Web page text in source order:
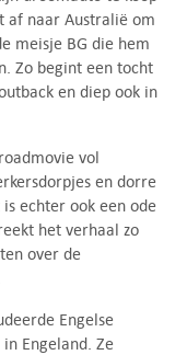
af naar Australië om
meisje BG die hem
Zo begint een tocht
en diep ook in
vol
en dorre
echter ook een ode
het verhaal zo
over de
Engelse
Engeland. Ze